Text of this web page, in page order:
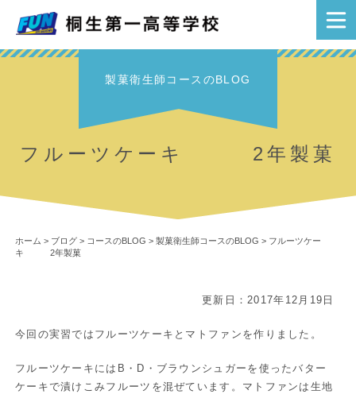
製菓衛生師コースのBLOG
フルーツケーキ 2年製菓
ホーム > ブログ> コースのBLOG > 製菓衛生師コースのBLOG > フルーツケー
キ 2年製菓
更新日：2017年12月19日
今回の実習ではフルーツケーキとマトファンを作りました。
フルーツケーキにはB・D・ブラウンシュガーを使ったバター
ケーキで漬けこみフルーツを混ぜています。マトファンは生地